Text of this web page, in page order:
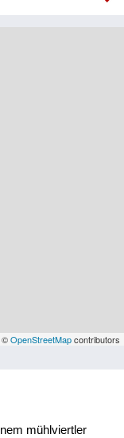
©OpenStreetMapcontributors
mühlviertler